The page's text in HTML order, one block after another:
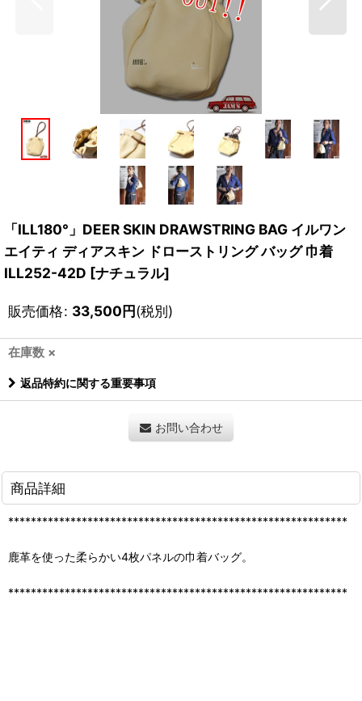
「ILL180°」DEER SKIN DRAWSTRING BAG イルワン
エイティ ディアスキン ドローストリング バッグ 巾着
ILL252-42D [ナチュラル]
販売価格: 33,500円(税別)
在庫数 ×
返品特約に関する重要事項
お問い合わせ
商品詳細
************************************************************
鹿革を使った柔らかい4枚パネルの巾着バッグ。
************************************************************